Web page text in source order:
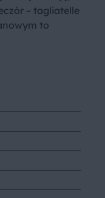
– tagliatelle
to